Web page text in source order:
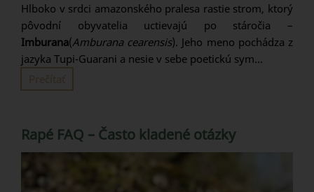
Hlboko v srdci amazonského pralesa rastie strom, ktorý
pôvodní obyvatelia uctievajú po stáročia –
Imburana(Amburana cearensis). Jeho meno pochádza z
jazyka Tupi-Guarani a nesie v sebe poetickú sym...
Prečítať
Rapé FAQ – Často kladené otázky